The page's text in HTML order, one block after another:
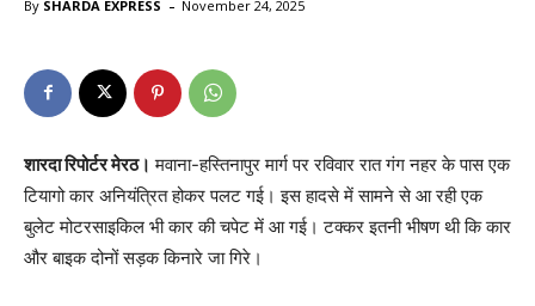
By SHARDA EXPRESS November 24, 2025
शारदा रिपोर्टर मेरठ। मवाना-हस्तिनापुर मार्ग पर रविवार रात गंग नहर के पास एक
टियागो कार अनियंत्रित होकर पलट गई। इस हादसे में सामने से आ रही एक
बुलेट मोटरसाइकिल भी कार की चपेट में आ गई। टक्कर इतनी भीषण थी कि कार
और बाइक दोनों सड़क किनारे जा गिरे।